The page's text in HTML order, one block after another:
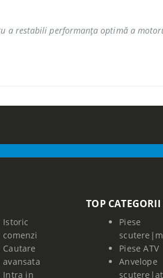
a restabili performanța optimă a
Istoric
comenzi
Cautare
avansata
Intra in
TOP CATEGORII
Piese
Piese ATV
Anvelope